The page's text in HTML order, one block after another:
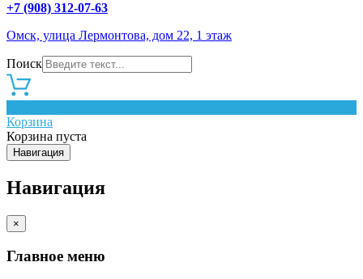
+7 (908) 312-07-63
Омск, улица Лермонтова, дом 22, 1 этаж
Поиск
Корзина
Корзина пуста
Навигация
Навигация
×
Главное меню